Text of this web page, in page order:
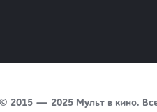
© 2015 — 2025 Мульт в кино.